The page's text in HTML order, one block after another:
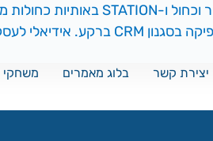
יצירת קשר בלוג מאמרים משחקי